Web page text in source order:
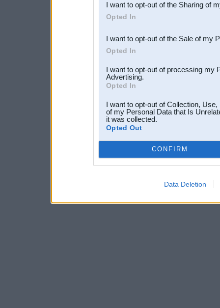
Downstream Participants
third parties.
I want to opt-out of the Sharing of
Opted In
I want to opt-out of the Sale of my
Opted In
I want to opt-out of processing my
Advertising.
Opted In
I want to opt-out of Collection,
of my Personal Data that Is
it was collected.
Opted Out
CONFIRM
Data Deletion